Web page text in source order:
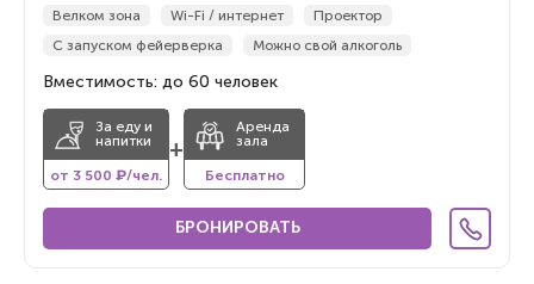
Велком зона
Wi-Fi / интернет
Проектор
С запуском фейерверка
Можно свой алкоголь
Вместимость: до 60 человек
За еду и
напитки
от 3 500 ₽/чел.
+
Аренда
зала
Бесплатно
БРОНИРОВАТЬ